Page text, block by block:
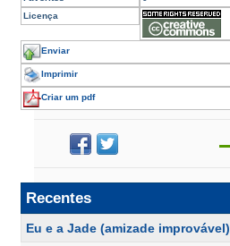
Licença
Enviar
Imprimir
Criar um pdf
Recentes
Eu e a Jade (amizade improvável)